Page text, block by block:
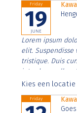
Friday
19
JUNE
Lorem ipsum
elit.
tristique. Duis
interdum nulla,
Aenean
Kies een
Friday